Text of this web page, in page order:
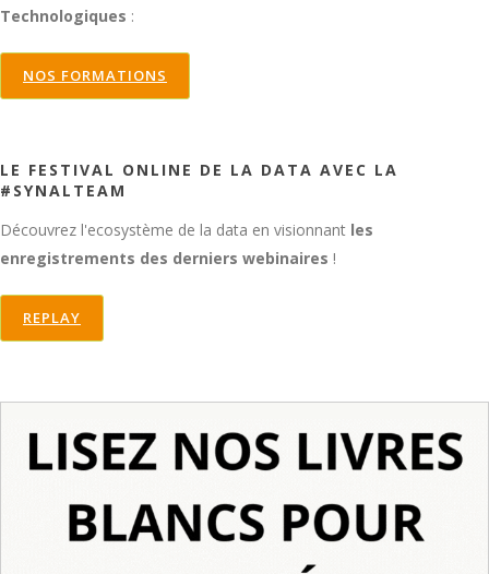
Technologiques :
NOS FORMATIONS
LE FESTIVAL ONLINE DE LA DATA AVEC LA
#SYNALTEAM
Découvrez l'ecosystème de la data en visionnant les
enregistrements des derniers webinaires !
REPLAY